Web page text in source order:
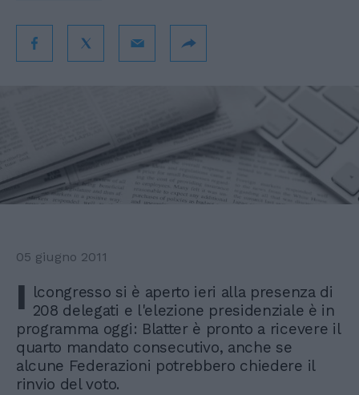
05 giugno 2011
I lcongresso si è aperto ieri alla presenza di
208 delegati e l'elezione presidenziale è in
programma oggi: Blatter è pronto a ricevere il
quarto mandato consecutivo, anche se
alcune Federazioni potrebbero chiedere il
rinvio del voto.